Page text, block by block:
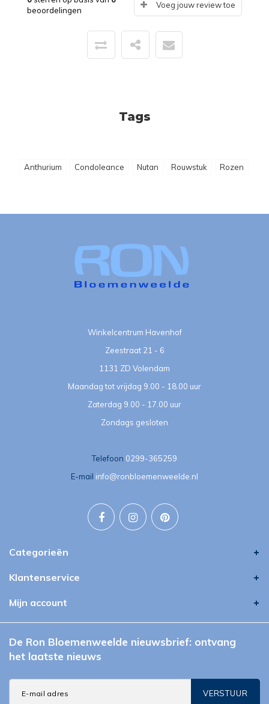
beoordelingen
Voeg jouw review toe
Tags
Anthurium Condoleance Nutan Rouwstuk Rozen
Winkelcentrum Havenhof
Zeestraat 21 - 6
1131 ZD Volendam
Maandag tot vrijdag 9.00 - 18.00 uur
Zaterdag 9.00 - 17.00 uur
Zondags gesloten
Telefoon 0299-365259
E-mail info@ronbloemenweelde.nl
Categorieën
Klantenservice
Mijn account
De Ron Bloemenweelde nieuwsbrief: ontvang
het laatste nieuws
VERSTUUR